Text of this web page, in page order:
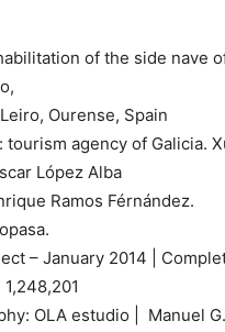
of the side nave
Ourense, Spain
tourism agency of Galicia.
López Alba
Ramos Férnández.
– January 2014 |
OLA estudio | Manuel